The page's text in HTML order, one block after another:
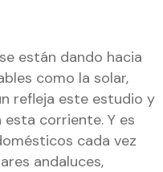
están dando hacia
como la solar,
refleja este estudio y
corriente. Y es
cada vez
andaluces,